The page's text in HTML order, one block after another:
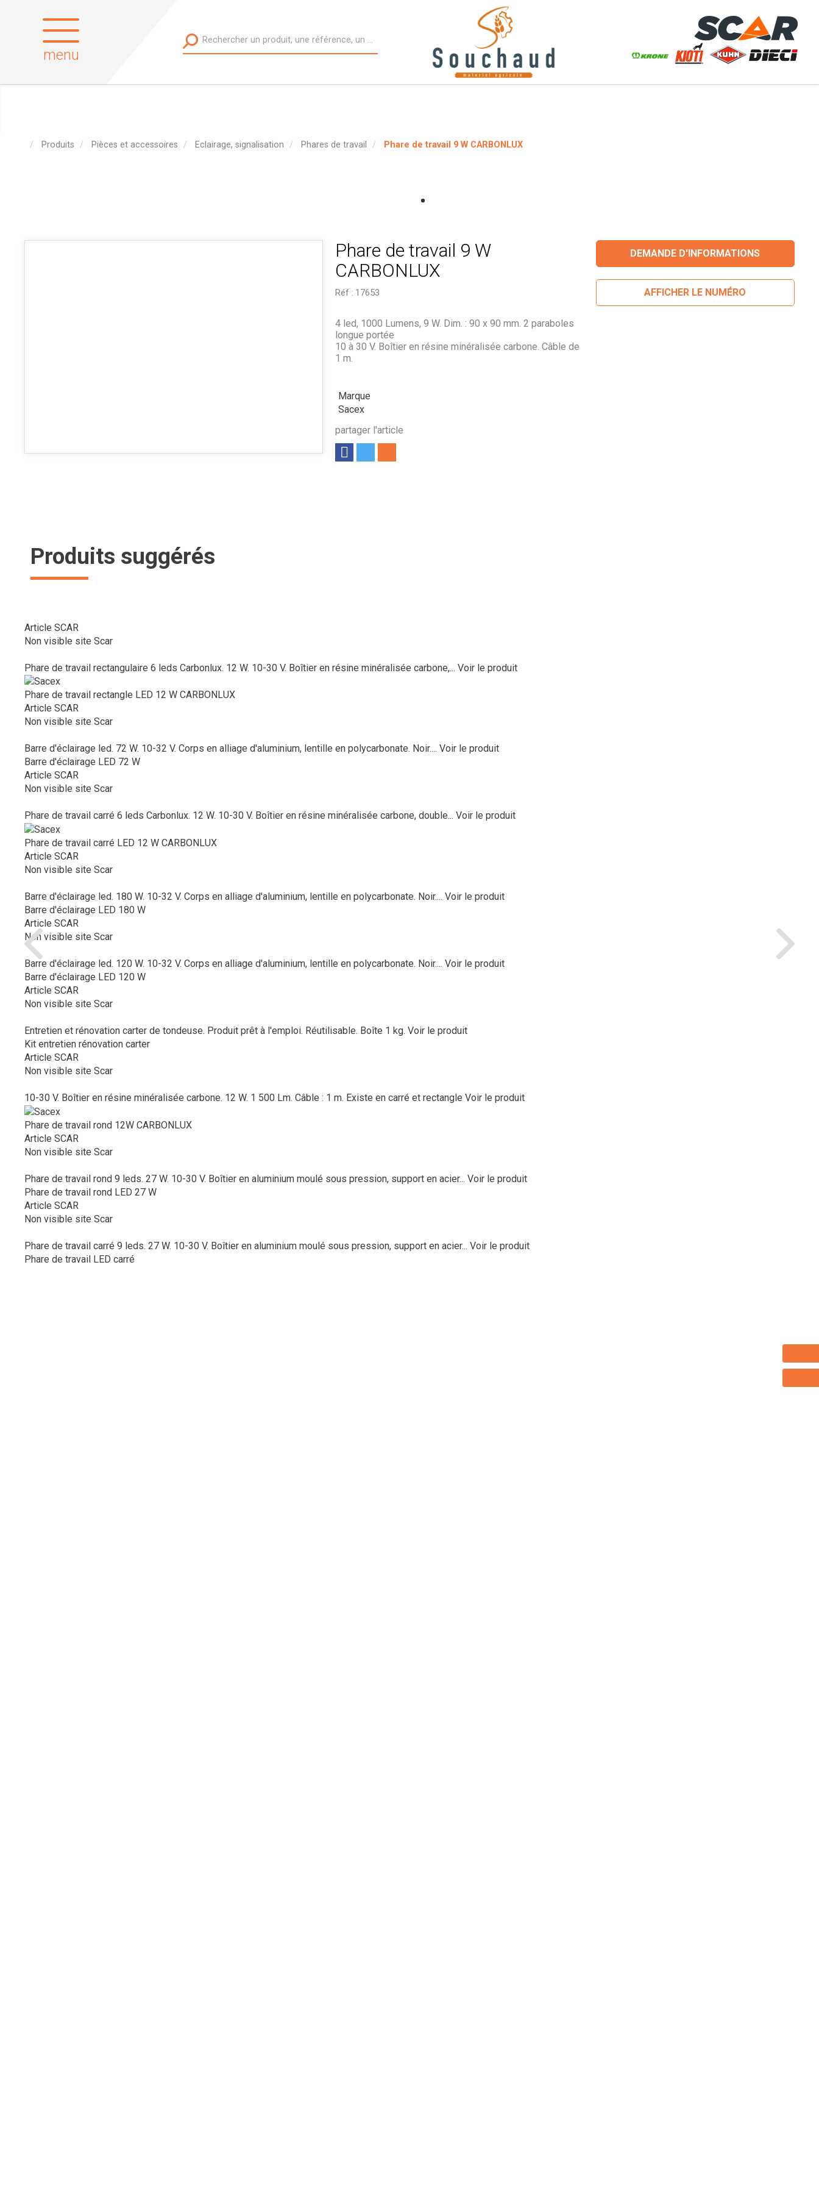
menu
Produits Pièces et accessoires Eclairage, signalisation Phares de travail Phare de travail 9 W CARBONLUX
Phare de travail 9 W
CARBONLUX
Réf : 17653
Marque
Sacex
partager l'article
4 led, 1000 Lumens, 9 W. Dim. : 90 x 90 mm. 2 paraboles
longue portée
10 à 30 V. Boîtier en résine minéralisée carbone. Câble de
1 m.
DEMANDE D'INFORMATIONS
AFFICHER LE NUMÉRO
Produits suggérés
Article SCAR
Non visible site Scar
Phare de travail rectangulaire 6 leds Carbonlux. 12 W. 10-30 V. Boîtier en résine minéralisée carbone,... Voir le produit
Phare de travail rectangle LED 12 W CARBONLUX
Article SCAR
Non visible site Scar
Barre d'éclairage led. 72 W. 10-32 V. Corps en alliage d'aluminium, lentille en polycarbonate. Noir.... Voir le produit
Barre d'éclairage LED 72 W
Article SCAR
Non visible site Scar
Phare de travail carré 6 leds Carbonlux. 12 W. 10-30 V. Boîtier en résine minéralisée carbone, double... Voir le produit
Phare de travail carré LED 12 W CARBONLUX
Article SCAR
Non visible site Scar
Barre d'éclairage led. 180 W. 10-32 V. Corps en alliage d'aluminium, lentille en polycarbonate. Noir.... Voir le produit
Barre d'éclairage LED 180 W
Article SCAR
Non visible site Scar
Barre d'éclairage led. 120 W. 10-32 V. Corps en alliage d'aluminium, lentille en polycarbonate. Noir.... Voir le produit
Barre d'éclairage LED 120 W
Article SCAR
Non visible site Scar
Entretien et rénovation carter de tondeuse. Produit prêt à l'emploi. Réutilisable. Boîte 1 kg. Voir le produit
Kit entretien rénovation carter
Article SCAR
Non visible site Scar
10-30 V. Boîtier en résine minéralisée carbone. 12 W. 1 500 Lm. Câble : 1 m. Existe en carré et rectangle Voir le produit
Phare de travail rond 12W CARBONLUX
Article SCAR
Non visible site Scar
Phare de travail rond 9 leds. 27 W. 10-30 V. Boîtier en aluminium moulé sous pression, support en acier... Voir le produit
Phare de travail rond LED 27 W
Article SCAR
Non visible site Scar
Phare de travail carré 9 leds. 27 W. 10-30 V. Boîtier en aluminium moulé sous pression, support en acier... Voir le produit
Phare de travail LED carré